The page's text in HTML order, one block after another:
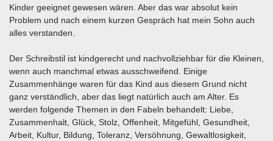
Kinder geeignet gewesen wären. Aber das war absolut kein
Problem und nach einem kurzen Gespräch hat mein Sohn auch
alles verstanden.
Der Schreibstil ist kindgerecht und nachvollziehbar für die Kleinen,
wenn auch manchmal etwas ausschweifend. Einige
Zusammenhänge waren für das Kind aus diesem Grund nicht
ganz verständlich, aber das liegt natürlich auch am Alter. Es
werden folgende Themen in den Fabeln behandelt: Liebe,
Zusammenhalt, Glück, Stolz, Offenheit, Mitgefühl, Gesundheit,
Arbeit, Kultur, Bildung, Toleranz, Versöhnung, Gewaltlosigkeit,